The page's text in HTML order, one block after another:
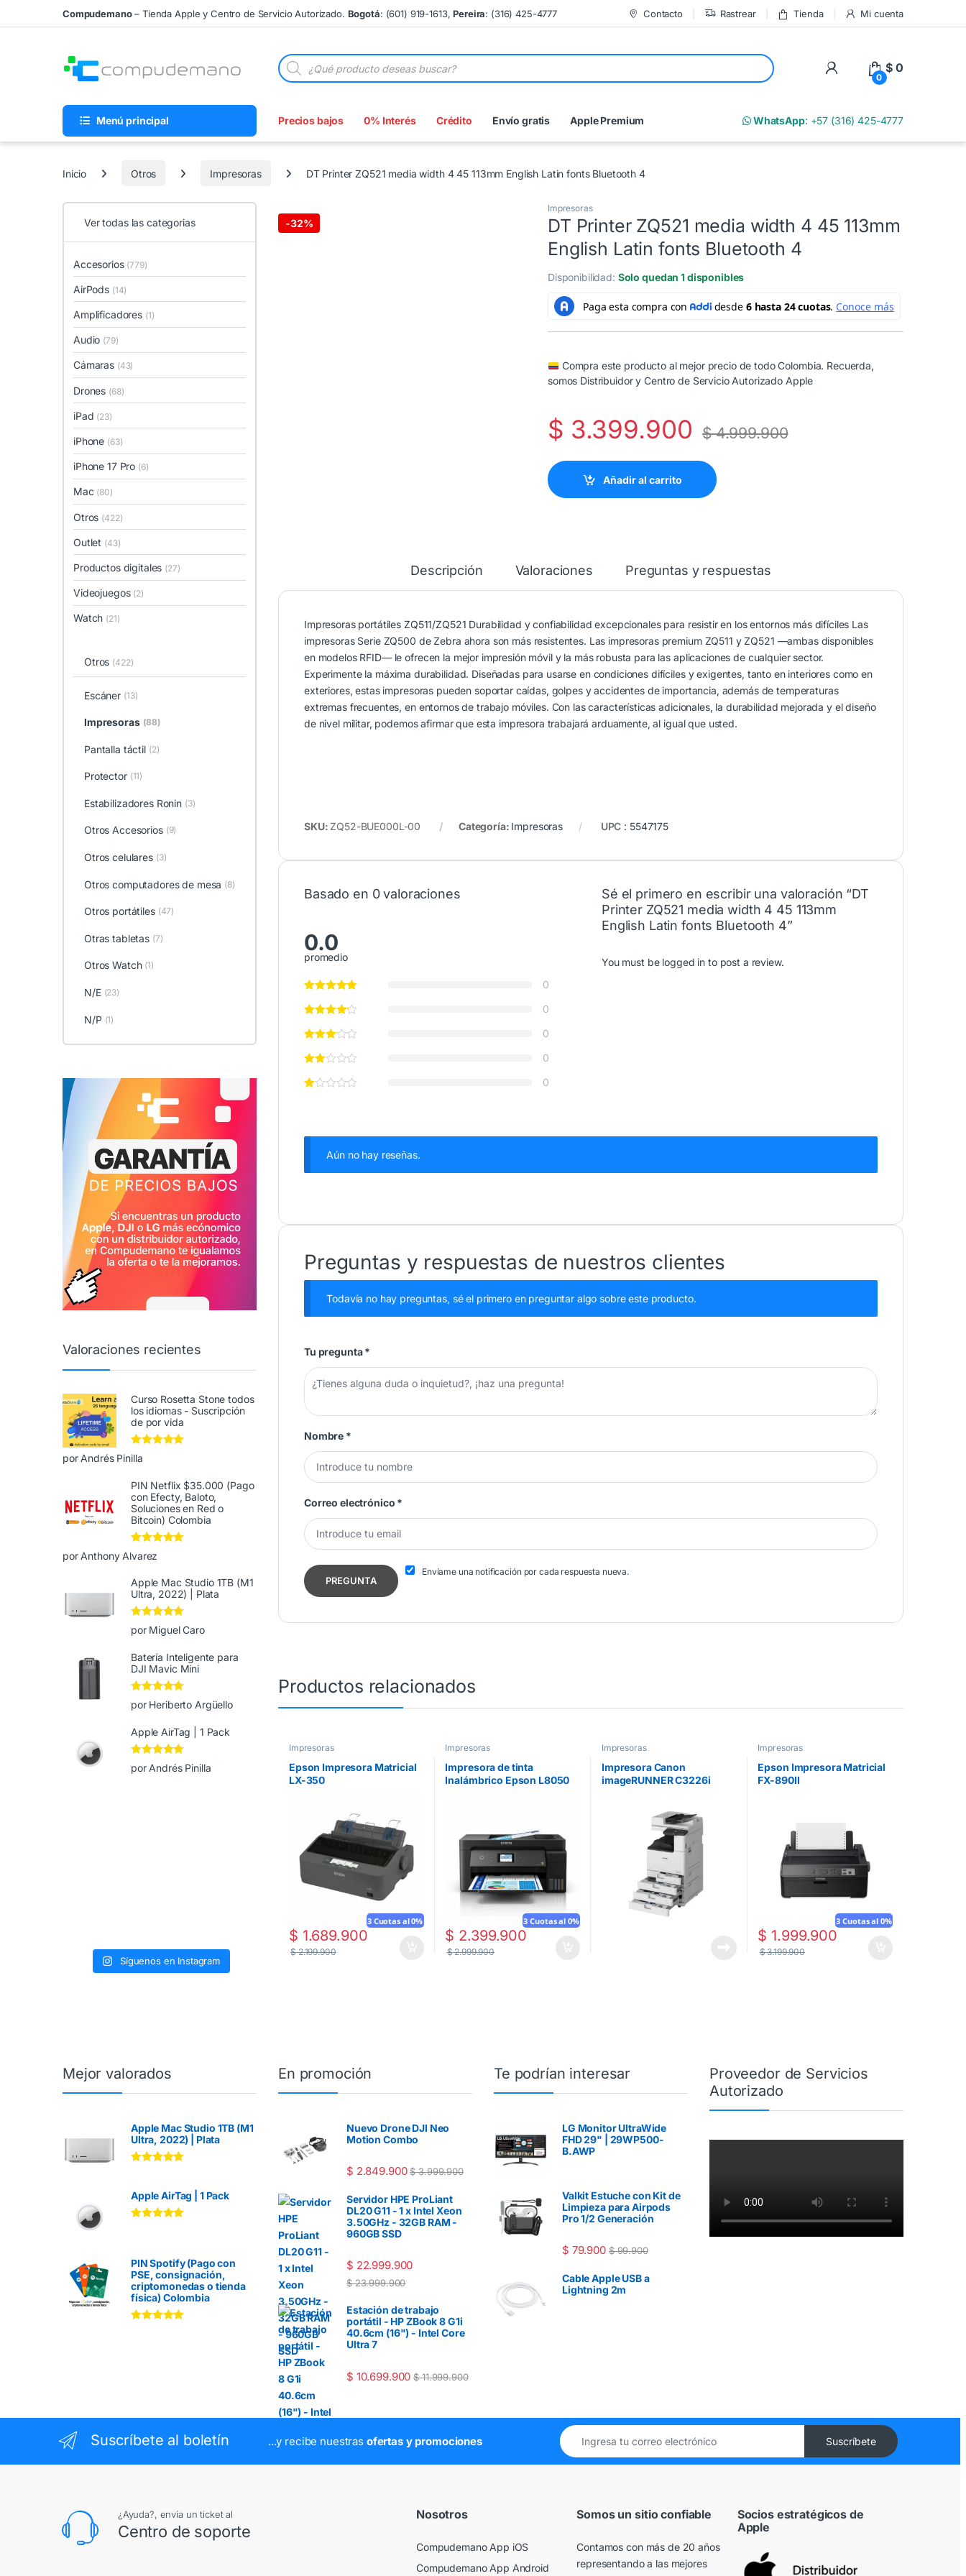
Skip to navigation
Skip to contentCompudemano– Tienda Apple y Centro de Servicio Autorizado. Bogotá: (601) 919-1613,Pereira: (316) 425-4777 Contacto Rastrear Tienda Mi cuenta
Búsqueda de productos
My Account
0
$ 0
Menú principal Precios bajos 0% Interés Crédito Envío gratis Apple Premium WhatsApp: +57 (316) 425-4777
Inicio Otros Impresoras DT Printer ZQ521 media width 4 45 113mm English Latin fonts Bluetooth 4
-32%
Impresoras
DT Printer ZQ521 media width 4 45 113mm
English Latin fonts Bluetooth 4
Disponibilidad: Solo quedan 1 disponibles
Compra este producto al mejor precio de todo Colombia. Recuerda,
somos Distribuidor y Centro de Servicio Autorizado Apple
$ 3.399.900 $4.999.900
Añadir al carrito
Descripción Valoraciones Preguntas y respuestas
Impresoras portátiles ZQ511/ZQ521 Durabilidad y confiabilidad excepcionales para resistir en los entornos más difíciles Las
impresoras Serie ZQ500 de Zebra ahora son más resistentes. Las impresoras premium ZQ511 y ZQ521 —ambas disponibles
en modelos RFID— le ofrecen la mejor impresión móvil y la más robusta para las aplicaciones de cualquier sector.
Experimente la máxima durabilidad. Diseñadas para usarse en condiciones difíciles y exigentes, tanto en interiores como en
exteriores, estas impresoras pueden soportar caídas, golpes y accidentes de importancia, además de temperaturas
extremas frecuentes, en entornos de trabajo móviles. Con las características adicionales, la durabilidad mejorada y el diseño
de nivel militar, podemos afirmar que esta impresora trabajará arduamente, al igual que usted.
SKU:ZQ52-BUE000L-00 Categoría: Impresoras UPC : 5547175
Basado en 0 valoraciones
0.0
promedio
0
0
0
0
0
Sé el primero en escribir una valoración “DT
Printer ZQ521 media width 4 45 113mm
English Latin fonts Bluetooth 4”
You must be logged in to post a review.
Aún no hay reseñas.
Preguntas y respuestas de nuestros clientes
Todavía no hay preguntas, sé el primero en preguntar algo sobre este producto.
Tu pregunta*
Nombre *
Correo electrónico *
Envíame una notificación por cada respuesta nueva.
Productos relacionados
Impresoras
Epson Impresora Matricial
LX-350
3 Cuotas al 0%
$ 1.689.900
$2.199.900
Impresoras
Impresora de tinta
Inalámbrico Epson L8050
3 Cuotas al 0%
$ 2.399.900
$2.999.900
Impresoras
Impresora Canon
imageRUNNER C3226i
Impresoras
Epson Impresora Matricial
FX-890II
3 Cuotas al 0%
$ 1.999.900
$3.199.900
Ver todas las categorias
Accesorios (779)
AirPods (14)
Amplificadores (1)
Audio (79)
Cámaras (43)
Drones (68)
iPad (23)
iPhone (63)
iPhone 17 Pro (6)
Mac (80)
Otros (422)
Outlet (43)
Productos digitales (27)
Videojuegos (2)
Watch (21)
Otros (422)
Escáner (13)
Impresoras (88)
Pantalla táctil (2)
Protector (11)
Estabilizadores Ronin (3)
Otros Accesorios (9)
Otros celulares (3)
Otros computadores de mesa (8)
Otros portátiles (47)
Otras tabletas (7)
Otros Watch (1)
N/E (23)
N/P (1)
Valoraciones recientes
Curso Rosetta Stone todos
los idiomas - Suscripción
de por vida
Valorado en
de 5
por Andrés Pinilla
PIN Netflix $35.000 (Pago
con Efecty, Baloto,
Soluciones en Red o
Bitcoin) Colombia
Valorado en
de 5
por Anthony Alvarez
Apple Mac Studio 1TB (M1
Ultra, 2022) | Plata
Valorado en 5
de 5
por Miguel Caro
Batería Inteligente para
DJI Mavic Mini
Valorado en5
de 5
por Heriberto Argüello
Apple AirTag | 1 Pack
Valorado en5
de 5
por Andrés Pinilla
Síguenos en Instagram
Mejor valorados
Apple Mac Studio 1TB (M1
Ultra, 2022) | Plata
Apple AirTag | 1 Pack
PIN Spotify (Pago con
PSE, consignación,
criptomonedas o tienda
física) Colombia
En promoción
Nuevo Drone DJI Neo
Motion Combo
$ 2.849.900 $3.999.900
Servidor HPE ProLiant
DL20 G11 - 1 x Intel Xeon
3.50GHz - 32GB RAM -
960GB SSD
$ 22.999.900
$23.999.900
Estación de trabajo
portátil - HP ZBook 8 G1i
40.6cm (16") - Intel Core
Ultra 7
$ 10.699.900 $11.999.900
Te podrían interesar
LG Monitor UltraWide
FHD 29" | 29WP500-
B.AWP
Valkit Estuche con Kit de
Limpieza para Airpods
Pro 1/2 Generación
$ 79.900 $99.900
Cable Apple USB a
Lightning 2m
Proveedor de Servicios
Autorizado
Suscríbete al boletín ...y recibe nuestras ofertas y promociones
¿Ayuda?, envía un ticket al
Centro de soporte
Nosotros
Compudemano App iOS
Compudemano App Android
Somos un sitio confiable
Contamos con más de 20 años
representando a las mejores
Socios estratégicos de
Apple